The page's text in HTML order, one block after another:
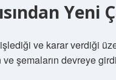
Yeni
ve karar verdiği
şemaların devreye